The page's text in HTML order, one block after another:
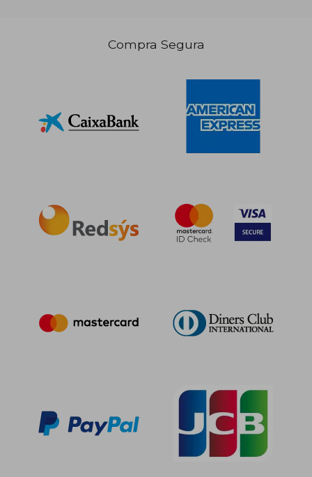
5%
dcto. 21,21 €
5%
dcto.
Compra Segura